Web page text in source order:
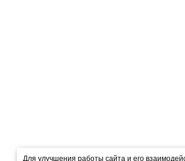
Для улучшения работы сайта и его